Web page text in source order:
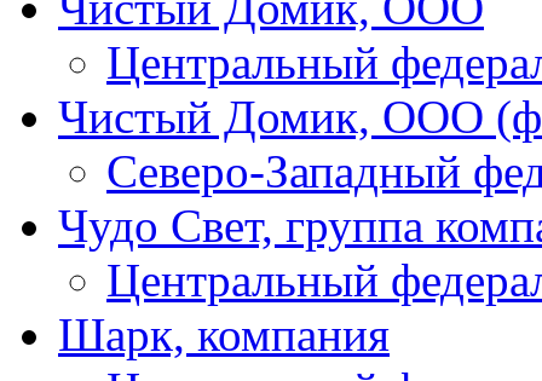
Центральный
Чистый Домик, ООО
Северо-Западный
Чудо Свет, группа
Центральный
Шарк, компания